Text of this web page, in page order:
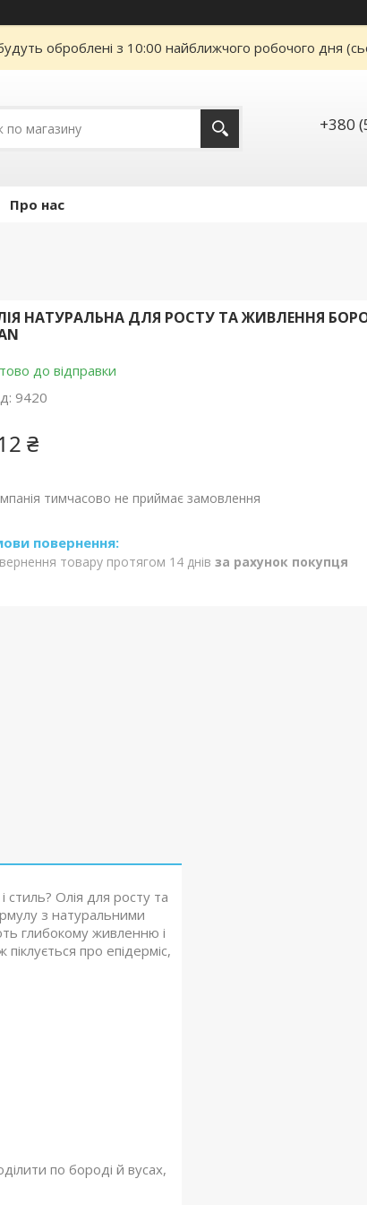
оброблені з 10:00 найближчого робочого дня
+380
Про нас
НАТУРАЛЬНА ДЛЯ РОСТУ ТА ЖИВЛЕННЯ
до відправки
9420
₴
тимчасово не приймає замовлення
товару протягом 14 днів за рахунок покупця
стиль? Олія для росту та
з натуральними
глибокому живленню і
про епідерміс,
по бороді й вусах,